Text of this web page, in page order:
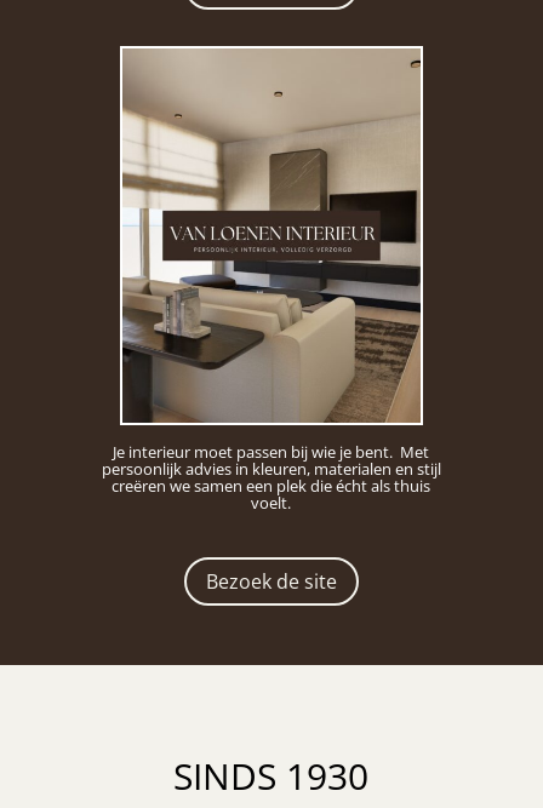
Je interieur moet passen bij wie je bent. Met
persoonlijk advies in kleuren, materialen en stijl
creëren we samen een plek die écht als thuis
voelt.
Bezoek de site
SINDS 1930